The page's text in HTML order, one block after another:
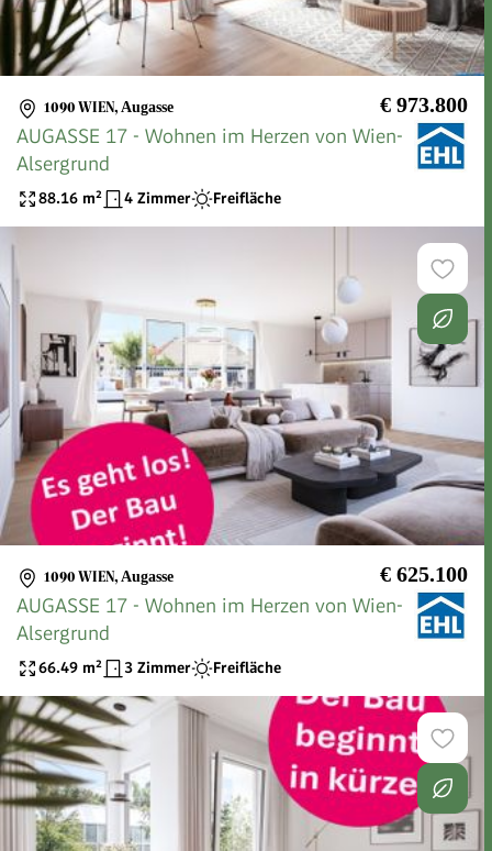
1090 WIEN, Augasse € 973.800
AUGASSE 17 - Wohnen im Herzen von Wien-
Alsergrund
88.16 m² 4 Zimmer Freifläche
1090 WIEN, Augasse € 625.100
AUGASSE 17 - Wohnen im Herzen von Wien-
Alsergrund
66.49 m² 3 Zimmer Freifläche